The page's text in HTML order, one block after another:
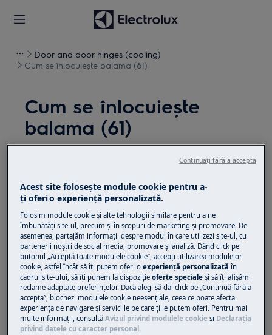
Door and door hinges (cooling)
Cum se înlocuiește balama (61)
Cum se înlocuiește
balama (61)
Înainte de orice operațiune de întreținere, dezactivați
aparatul și deconectați ștecherul de la
Aveți întotdeauna grijă când mutați aparatele,
pentru aparatele grele este necesar să le mutați
două persoane.
Folosiți întotdeauna mănuși de siguranță și
încălțăminte închisă.
Vă rugăm să rețineți că autorepararea sau reparația
neprofesională poate avea consecințe de siguranță
Acest site folosește module cookie pentru a-
ţi oferi o experienţă personalizată.
Folosim module cookie și alte tehnologii similare pentru a ne
îmbunătăţi site-ul, precum și în scopuri de marketing și promovare. De
asemenea, partajăm informaţii despre modul în care utilizezi site-ul, cu
partenerii noștri de social media, promovare și analiză. Dând click pe
butonul „Acceptă toate modulele cookie”, accepţi utilizarea modulelor
cookie, astfel încât să îţi putem oferi oexperienţă personalizată în
cadrul site-ului, să îţi punem la dispoziţieoferte speciale și să îţi afișăm
reclame adaptate preferinţelor. Dacă alegi să dai click pe „Continuă fără a
accepta”, blochezi modulele cookie neesenţiale, ceea ce poate afecta
experienţa de navigare și serviciile pe care ţi le putem oferi. Pentru mai
multe informaţii, consultăAvizul privind modulele cookie și Declaraţia
privind datele cu caracter personal.
Continuați fără a accepta